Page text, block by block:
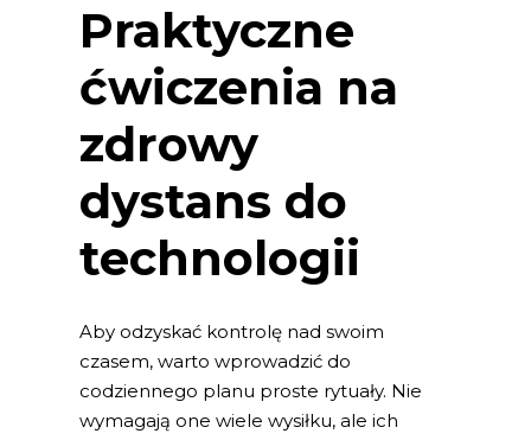
Praktyczne
ćwiczenia na
zdrowy
dystans do
technologii
Aby odzyskać kontrolę nad swoim
czasem, warto wprowadzić do
codziennego planu proste rytuały. Nie
wymagają one wiele wysiłku, ale ich